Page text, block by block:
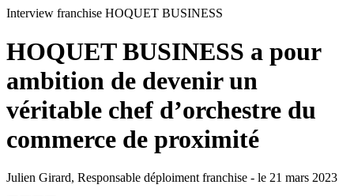
Interview franchise HOQUET BUSINESS
HOQUET BUSINESS a pour
ambition de devenir un
véritable chef d’orchestre du
commerce de proximité
Julien Girard, Responsable déploiment franchise - le 21 mars 2023